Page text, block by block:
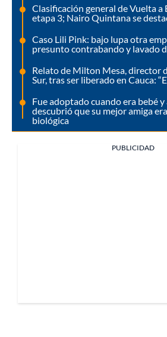
Clasificación general de Vuelta a
etapa 3; Nairo Quintana se
Caso Lili Pink: bajo lupa otra
presunto contrabando y lavado
Relato de Milton Mesa, director
Sur, tras ser liberado en Cauca:
Fue adoptado cuando era bebé y
descubrió que su mejor amiga
biológica
PUBLICIDAD